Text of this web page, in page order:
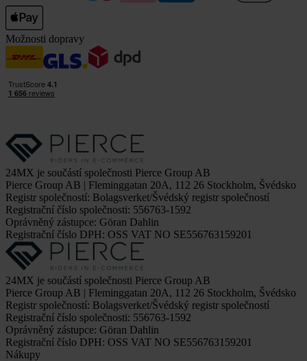
Možnosti dopravy
24MX je součástí společnosti Pierce Group AB
Pierce Group AB | Fleminggatan 20A, 112 26 Stockholm, Švédsko
Registr společností: Bolagsverket/Švédský registr společností
Registrační číslo společnosti: 556763-1592
Oprávněný zástupce: Göran Dahlin
Registrační číslo DPH: OSS VAT NO SE556763159201
24MX je součástí společnosti Pierce Group AB
Pierce Group AB | Fleminggatan 20A, 112 26 Stockholm, Švédsko
Registr společností: Bolagsverket/Švédský registr společností
Registrační číslo společnosti: 556763-1592
Oprávněný zástupce: Göran Dahlin
Registrační číslo DPH: OSS VAT NO SE556763159201
Nákupy